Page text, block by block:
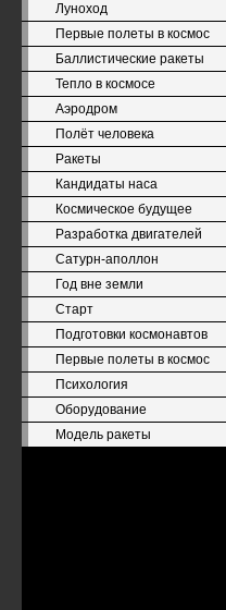
Луноход
Первые полеты в космос
Баллистические ракеты
Тепло в космосе
Аэродром
Полёт человека
Ракеты
Кандидаты наса
Космическое будущее
Разработка двигателей
Сатурн-аполлон
Год вне земли
Старт
Подготовки космонавтов
Первые полеты в космос
Психология
Оборудование
Модель ракеты